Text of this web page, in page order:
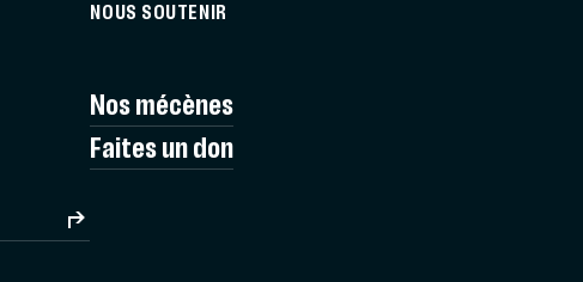
NOUS SOUTENIR
Nos mécènes
Faites un don